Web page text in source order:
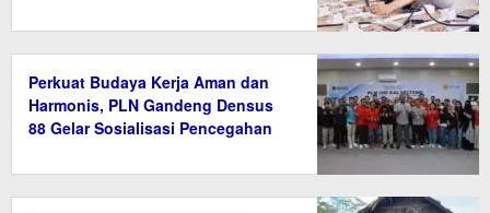
Perkuat Budaya Kerja Aman dan
Harmonis, PLN Gandeng Densus
88 Gelar Sosialisasi Pencegahan